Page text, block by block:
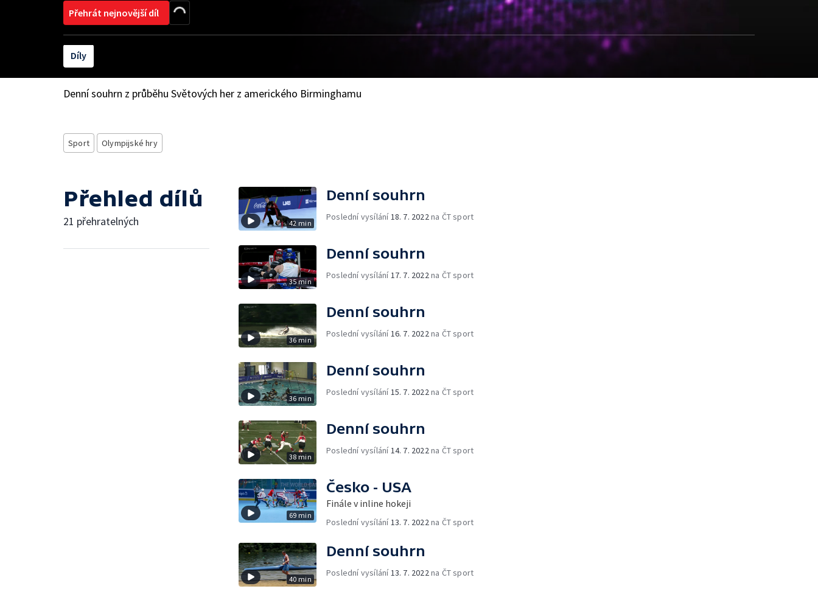
Přehrát nejnovější díl
Díly
Denní souhrn z průběhu Světových her z amerického Birminghamu
Sport Olympijské hry
Přehled dílů
21 přehratelných 42 min
Denní souhrn
Poslední vysílání18. 7. 2022na ČT sport
35 min
Denní souhrn
Poslední vysílání17. 7. 2022na ČT sport
36 min
Denní souhrn
Poslední vysílání16. 7. 2022na ČT sport
36 min
Denní souhrn
Poslední vysílání15. 7. 2022na ČT sport
38 min
Denní souhrn
Poslední vysílání14. 7. 2022na ČT sport
69 min
Česko - USA
Finále v inline hokeji
Poslední vysílání13. 7. 2022na ČT sport
40 min
Denní souhrn
Poslední vysílání13. 7. 2022na ČT sport